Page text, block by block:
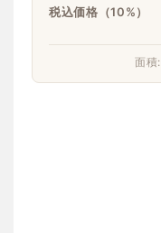
税込価格（10%）
面積: